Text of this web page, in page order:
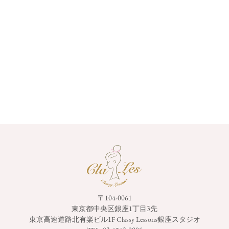
〒104-0061
東京都中央区銀座1丁目3先
東京高速道路北有楽ビル1FClassy Lessons銀座スタジオ